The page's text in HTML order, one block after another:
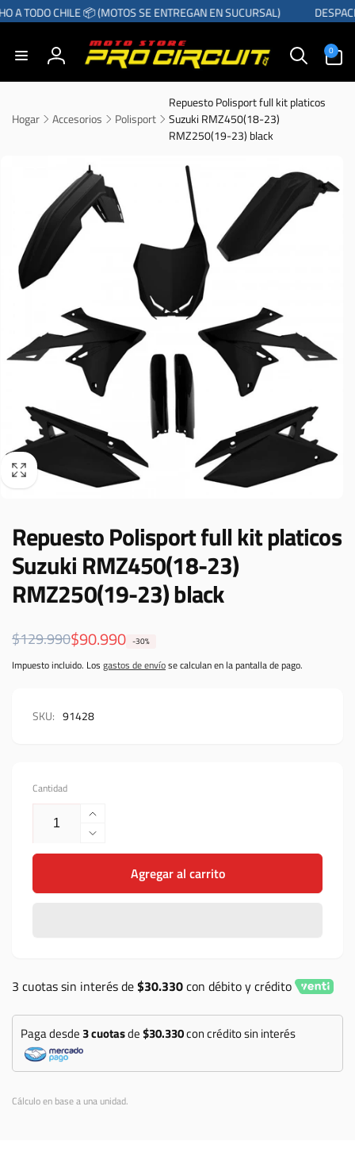
A TODO CHILE 📦 (MOTOS SE ENTREGAN EN SUCURSAL)
Iniciar
sesión
0
artículos
Hogar Accesorios Polisport
Repuesto Polisport full kit platicos
Suzuki RMZ450(18-23)
RMZ250(19-23) black
Repuesto Polisport full kit platicos
Suzuki RMZ450(18-23)
RMZ250(19-23) black
Precio
habitual
$129.990
Precio
de
$90.990 -30%
Impuesto incluido. Los gastos de envíose calculan en la pantalla de pago.
SKU: 91428
Cantidad
Aumentar
cantidad
para
Repuesto
23)
23)
black
Reducir
cantidad
Repuesto
RMZ450(18-
23)
Agregar al carrito
3 cuotas sin interés de$30.330con débito y crédito
Paga desde 3 cuotasde$30.330con crédito sin interés
Cálculo en base a una unidad.